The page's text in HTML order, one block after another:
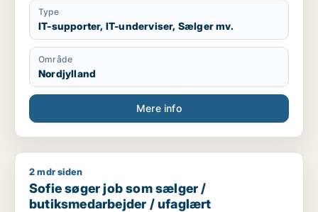
Type
IT-supporter, IT-underviser, Sælger mv.
Område
Nordjylland
Mere info
Sofie søger job som sælger / butiksmedarbejder / ufaglært
2 mdr siden
Sofie søger job som sælger /
butiksmedarbejder / ufaglært